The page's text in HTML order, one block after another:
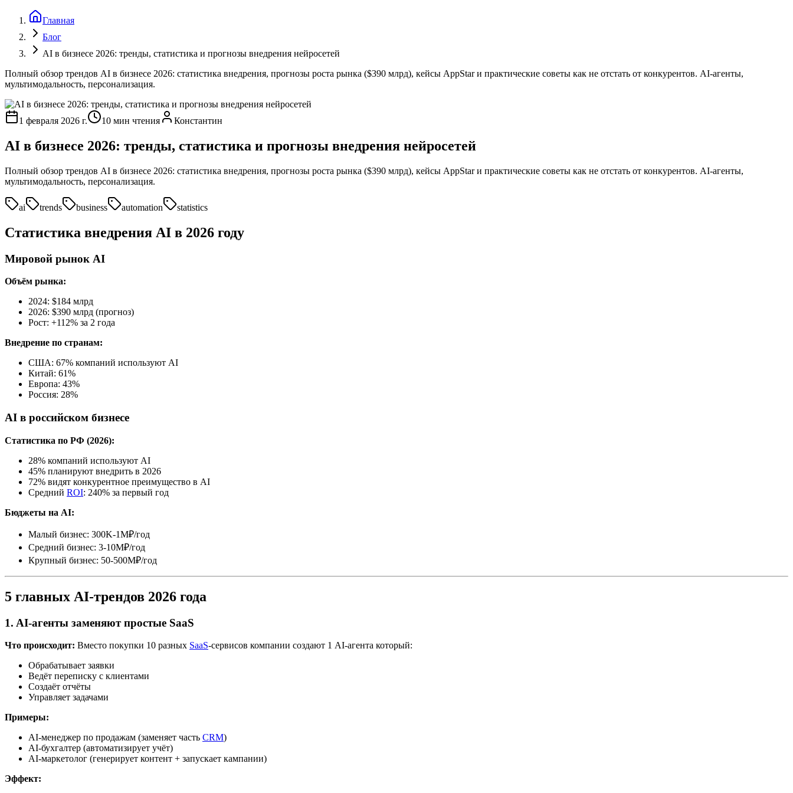
Главная
Блог
AI в бизнесе 2026: тренды, статистика и прогнозы внедрения нейросетей
Полный обзор трендов AI в бизнесе 2026: статистика внедрения, прогнозы роста рынка ($390 млрд), кейсы AppStar и практические советы как не отстать от конкурентов. AI-агенты,
мультимодальность, персонализация.
1 февраля 2026 г. 10 мин чтения Константин
AI в бизнесе 2026: тренды, статистика и прогнозы внедрения нейросетей
Полный обзор трендов AI в бизнесе 2026: статистика внедрения, прогнозы роста рынка ($390 млрд), кейсы AppStar и практические советы как не отстать от конкурентов. AI-агенты,
мультимодальность, персонализация.
ai trends business automation statistics
Статистика внедрения AI в 2026 году
Мировой рынок AI
Объём рынка:
2024: $184 млрд
2026: $390 млрд (прогноз)
Рост: +112% за 2 года
Внедрение по странам:
США: 67% компаний используют AI
Китай: 61%
Европа: 43%
Россия: 28%
AI в российском бизнесе
Статистика по РФ (2026):
28% компаний используют AI
45% планируют внедрить в 2026
72% видят конкурентное преимущество в AI
Средний ROI: 240% за первый год
Бюджеты на AI:
Малый бизнес: 300K-1M₽/год
Средний бизнес: 3-10M₽/год
Крупный бизнес: 50-500M₽/год
5 главных AI-трендов 2026 года
1. AI-агенты заменяют простые SaaS
Что происходит: Вместо покупки 10 разных SaaS-сервисов компании создают 1 AI-агента который:
Обрабатывает заявки
Ведёт переписку с клиентами
Создаёт отчёты
Управляет задачами
Примеры:
AI-менеджер по продажам (заменяет часть CRM)
AI-бухгалтер (автоматизирует учёт)
AI-маркетолог (генерирует контент + запускает кампании)
Эффект: